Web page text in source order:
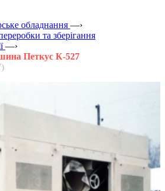
обладнання —›
та зберігання
—›
Петкус К-527